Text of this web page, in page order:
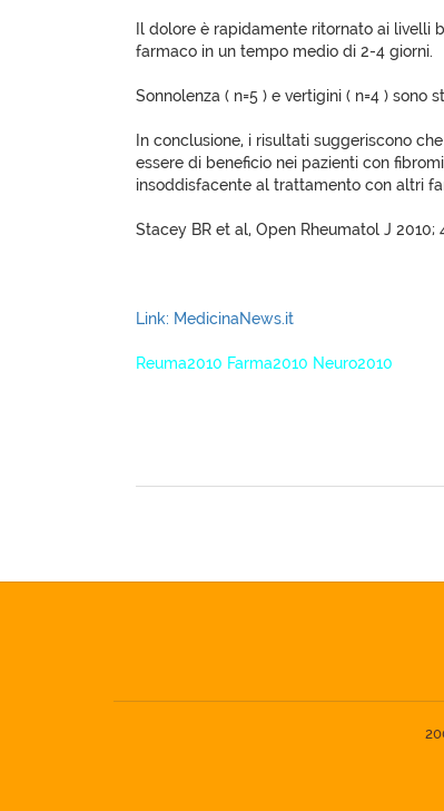
Il dolore è rapidamente ritornato ai livelli
farmaco in un tempo medio di 2-4 giorni.
Sonnolenza ( n=5 ) e vertigini ( n=4 ) sono
In conclusione, i risultati suggeriscono
essere di beneficio nei pazienti con
insoddisfacente al trattamento con altri
Stacey BR et al, Open Rheumatol J 2010;
Link: MedicinaNews.it
Reuma2010 Farma2010 Neuro2010